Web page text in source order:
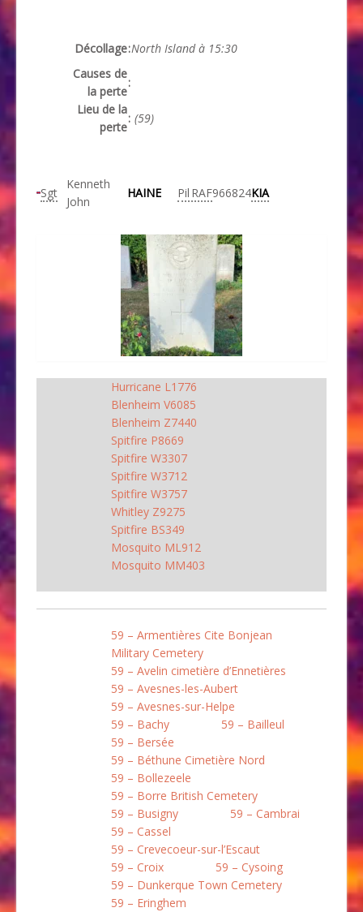
Décollage:North Island à 15:30
Causes de
la perte
:
Lieu de la
perte
: (59)
Sgt
Kenneth
John
HAINE Pil RAF966824KIA
Hurricane L1776
Blenheim V6085
Blenheim Z7440
Spitfire P8669
Spitfire W3307
Spitfire W3712
Spitfire W3757
Whitley Z9275
Spitfire BS349
Mosquito ML912
Mosquito MM403
59 – Armentières Cite Bonjean
Military Cemetery
59 – Avelin cimetière d’Ennetières
59 – Avesnes-les-Aubert
59 – Avesnes-sur-Helpe
59 – Bachy
59 – Bailleul
59 – Bersée
59 – Béthune Cimetière Nord
59 – Bollezeele
59 – Borre British Cemetery
59 – Busigny
59 – Cambrai
59 – Cassel
59 – Crevecoeur-sur-l’Escaut
59 – Croix
59 – Cysoing
59 – Dunkerque Town Cemetery
59 – Eringhem